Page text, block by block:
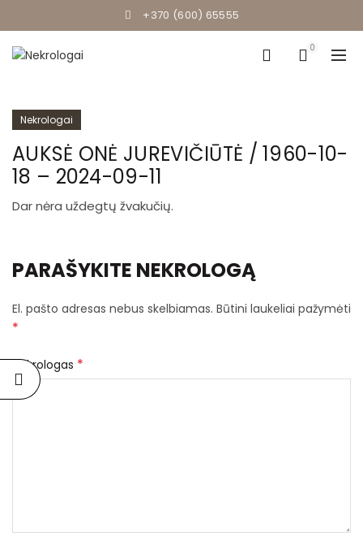
+370 (600) 65555
0
Nekrologai
AUKSĖ ONĖ JUREVIČIŪTĖ / 1960-10-
18 – 2024-09-11
Dar nėra uždegtų žvakučių.
PARAŠYKITE NEKROLOGĄ
El. pašto adresas nebus skelbiamas. Būtini laukeliai pažymėti
*
Nekrologas *